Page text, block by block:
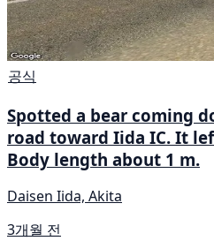
공식
Spotted a bear coming
road toward Iida IC. It
Body length about 1 m.
Daisen Iida, Akita
3개월 전